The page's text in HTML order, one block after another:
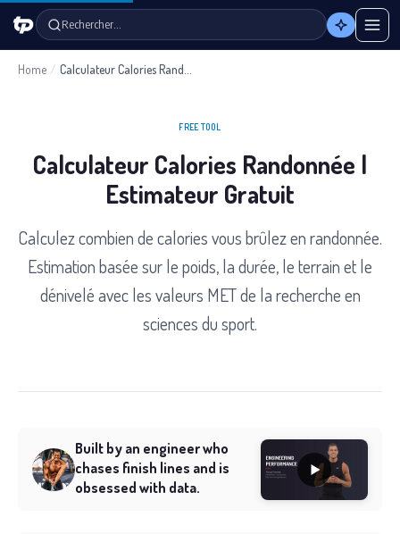
Rechercher…
Home /
FREE TOOL
Calculateur Calories Randonnée |
Estimateur Gratuit
Calculez combien de calories vous brûlez en randonnée.
Estimation basée sur le poids, la durée, le terrain et le
dénivelé avec les valeurs MET de la recherche en
sciences du sport.
Built by an engineer who
chases finish lines and is
obsessed with data.